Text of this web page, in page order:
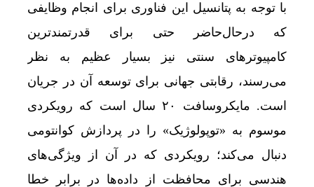
با توجه به پتانسیل این فناوری برای انجام وظایفی
که درحال‌حاضر حتی برای قدرتمندترین
کامپیوترهای سنتی نیز بسیار عظیم به نظر
می‌رسند، رقابتی جهانی برای توسعه آن در جریان
است. مایکروسافت ۲۰ سال است که رویکردی
موسوم به «توپولوژیک» را در پردازش کوانتومی
دنبال می‌کند؛ رویکردی که در آن از ویژگی‌های
هندسی برای محافظت از داده‌ها در برابر خطا